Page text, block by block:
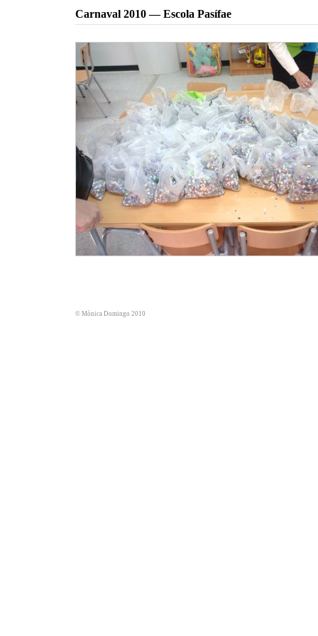
Carnaval 2010 — Escola Pasífae
© Mònica Domingo 2010